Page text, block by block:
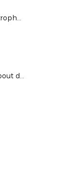
Le FC Mantois enlève le trophée au CSL Aulnay
Le Racing bat Torcy au bout du suspense